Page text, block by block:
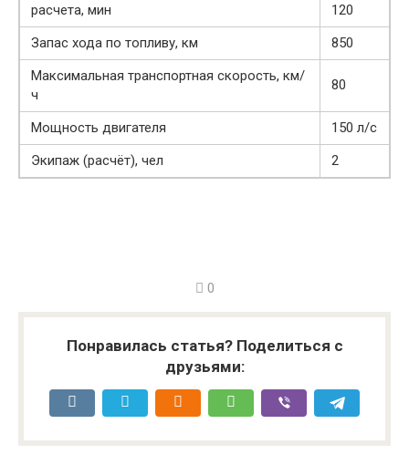
расчета, мин
120
Запас хода по топливу, км
850
Максимальная транспортная скорость, км/
ч
80
Мощность двигателя
150 л/с
Экипаж (расчёт), чел
2
0
Понравилась статья? Поделиться с
друзьями: